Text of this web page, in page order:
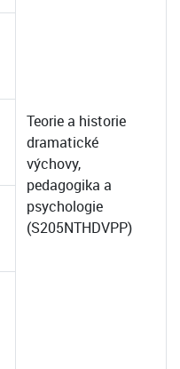
Teorie a historie
dramatické
výchovy,
pedagogika a
psychologie
(S205NTHDVPP)